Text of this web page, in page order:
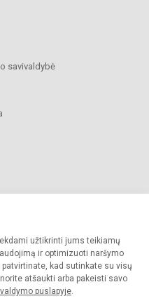
užtikrinti jums teikiamų
ir optimizuoti naršymo
patvirtinate, kad sutinkate su visų
atšaukti arba pakeisti savo
puslapyje.
savivaldybė
Visos teisės saugomos.
sutikimo griežtai draudžiama.
Slapukų valdymas